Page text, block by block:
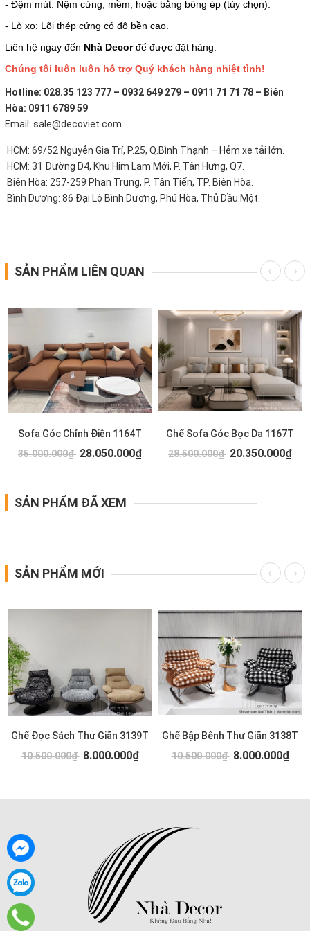
- Đệm mút: Nệm cứng, mềm, hoặc bằng bông ép (tùy chọn).
- Lò xo: Lõi thép cứng có độ bền cao.
Liên hệ ngay đến Nhà Decorđể được đặt hàng.
Chúng tôi luôn luôn hỗ trợ Quý khách hàng nhiệt tình!
Hotline: 028.35 123 777 – 0932 649 279 – 0911 71 71 78 – Biên
Hòa: 0911 6789 59
Email: sale@decoviet.com
HCM: 69/52 Nguyễn Gia Trí, P.25, Q.Bình Thạnh – Hẻm xe tải lớn.
HCM: 31 Đường D4, Khu Him Lam Mới, P. Tân Hưng, Q7.
Biên Hòa: 257-259 Phan Trung, P. Tân Tiến, TP. Biên Hòa.
Bình Dương: 86 Đại Lộ Bình Dương, Phú Hòa, Thủ Dầu Một.
SẢN PHẨM LIÊN QUAN
Sofa Góc Chỉnh Điện 1164T
35.000.000₫ 28.050.000₫
Ghế Sofa Góc Bọc Da 1167T
28.500.000₫ 20.350.000₫
SẢN PHẨM ĐÃ XEM
SẢN PHẨM MỚI
Ghế Đọc Sách Thư Giãn 3139T
10.500.000₫ 8.000.000₫
Ghế Bập Bênh Thư Giãn 3138T
10.500.000₫ 8.000.000₫